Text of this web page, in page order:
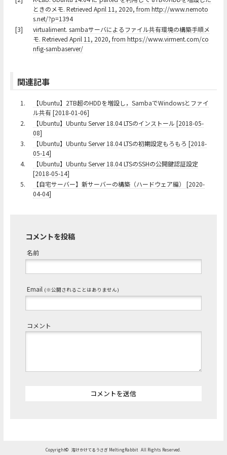
ときのメモ. Retrieved April 11, 2020, from http://www.nemoto
s.net/?p=1394
[3]
virtualiment. sambaサーバによるファイル共有環境の構築手順メ
モ. Retrieved April 11, 2020, from https://www.virment.com/co
nfig-sambaserver/
関連記事
1.
【Ubuntu】2TB超のHDDを増設し，SambaでWindowsとファイ
ル共有 [2018-01-06]
2.
【Ubuntu】Ubuntu Server 18.04 LTSのインストール [2018-05-
08]
3.
【Ubuntu】Ubuntu Server 18.04 LTSの初期設定もろもろ [2018-
05-14]
4.
【Ubuntu】Ubuntu Server 18.04 LTSのSSHの公開鍵認証設定
[2018-05-14]
5.
【自宅サーバー】新サーバーの構築（ハードウェア編） [2020-
04-04]
コメントを投稿
名前
Email (※公開されることはありません)
コメント
コメントを送信
Copyright©溶けかけてるうさぎ MeltingRabbit All Rights Reserved.